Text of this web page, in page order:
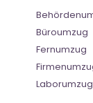
Büroumzug
Fernumzug
Laborumzug